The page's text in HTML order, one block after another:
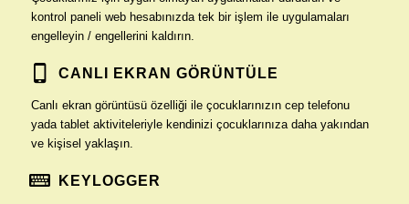
kontrol paneli web hesabınızda tek bir işlem ile uygulamaları
engelleyin / engellerini kaldırın.
CANLI EKRAN GÖRÜNTÜLE
Canlı ekran görüntüsü özelliği ile çocuklarınızın cep telefonu
yada tablet aktiviteleriyle kendinizi çocuklarınıza daha yakından
ve kişisel yaklaşın.
KEYLOGGER